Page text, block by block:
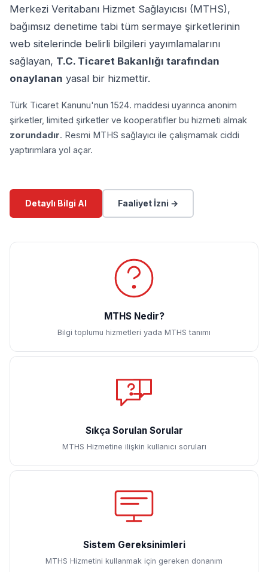
Merkezi Veritabanı Hizmet Sağlayıcısı (MTHS),
bağımsız denetime tabi tüm sermaye şirketlerinin
web sitelerinde belirli bilgileri yayımlamalarını
sağlayan, T.C. Ticaret Bakanlığı tarafından
onaylanan yasal bir hizmettir.
Türk Ticaret Kanunu'nun 1524. maddesi uyarınca anonim
şirketler, limited şirketler ve kooperatifler bu hizmeti almak
zorundadır. Resmi MTHS sağlayıcı ile çalışmamak ciddi
yaptırımlara yol açar.
Detaylı Bilgi Al Faaliyet İzni →
MTHS Nedir?
Bilgi toplumu hizmetleri yada MTHS tanımı
Sıkça Sorulan Sorular
MTHS Hizmetine ilişkin kullanıcı soruları
Sistem Gereksinimleri
MTHS Hizmetini kullanmak için gereken donanım